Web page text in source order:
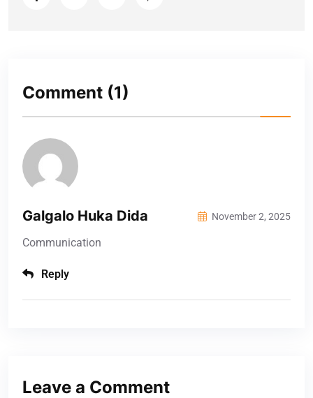
Comment (1)
Galgalo Huka Dida November 2, 2025
Communication
Reply
Leave a Comment